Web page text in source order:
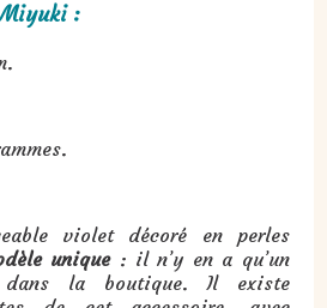
Miyuki :
violet décoré en perles
unique: il n’y en a qu’un
dans la boutique. Il existe